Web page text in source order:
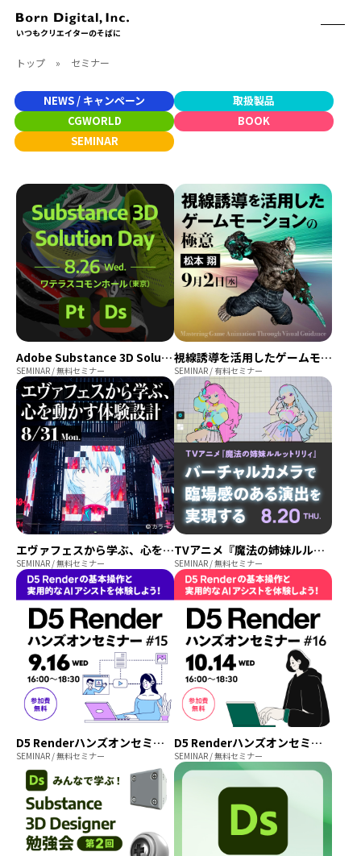
いつもクリエイターのそばに
ABOUT
CONTACT
RECRUIT
クリエイターズID
ACCESS
ソフトウェア
フォント
ハードウェア
ソフトウェアサポート
月刊誌
別冊
CGWORLD.jp
BOOK
刊行順
ゲーム/CG
アート/イラスト
映像/映画/アニメ
プログラミング/ウェブ
ファッション/デザイン/他
SEMINAR
有料セミナー
無料セミナー
トレーニング
チュートリアル
検定
スケジュール
その他
x facebookyoutube
トップ » セミナー
NEWS / キャンペーン
取扱製品
CGWORLD
BOOK
SEMINAR
Adobe Substance 3D Solution Day
SEMINAR / 無料セミナー
視線誘導を活用したゲームモーションの極意
SEMINAR / 有料セミナー
エヴァフェスから学ぶ、心を動かす体験設計 ─ BASSDRUMに聞く、企画×技術が生む熱狂体験
SEMINAR / 無料セミナー
TVアニメ『魔法の姉妹ルルットリリィ』バーチャルカメラで臨場感のある演出を実現する
SEMINAR / 無料セミナー
D5 Renderハンズオンセミナー 2026年9月開催【参加費無料】
SEMINAR / 無料セミナー
D5 Renderハンズオンセミナー 2026年10月開催【参加費無料】
SEMINAR / 無料セミナー